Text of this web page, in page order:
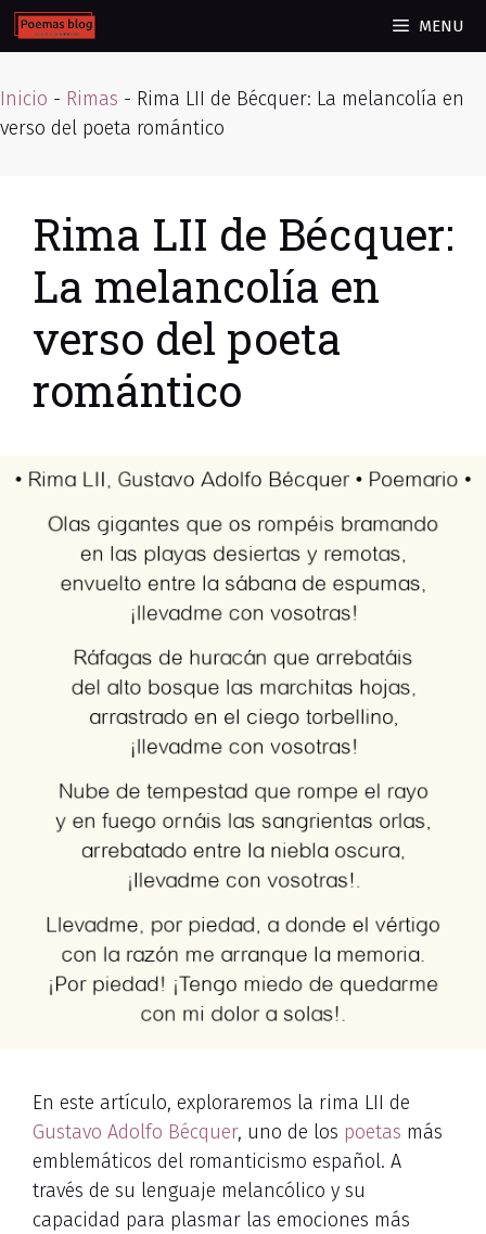
Skip
to
MENU
Inicio - Rimas - Rima LII de Bécquer: La melancolía en
verso del poeta romántico
Rima LII de Bécquer:
La melancolía en
verso del poeta
romántico
En este artículo, exploraremos la rima LII de
Gustavo Adolfo Bécquer, uno de los poetas más
emblemáticos del romanticismo español. A
través de su lenguaje melancólico y su
capacidad para plasmar las emociones más